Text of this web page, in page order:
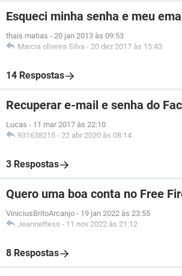
Esqueci minha senha e meu
thais matias - 20 jan 2013 às 09:53
Marcia oliveira Silva - 20 dez 2017 às 15:43
14 Respostas
Recuperar e-mail e senha do
Lucas - 11 mar 2017 às 22:10
931638215 - 22 abr 2020 às 08:14
3 Respostas
Quero uma boa conta no Free
ViniciusBritoArcanjo - 19 jan 2022 às 23:55
Jeannettess - 11 nov 2022 às 21:12
8 Respostas